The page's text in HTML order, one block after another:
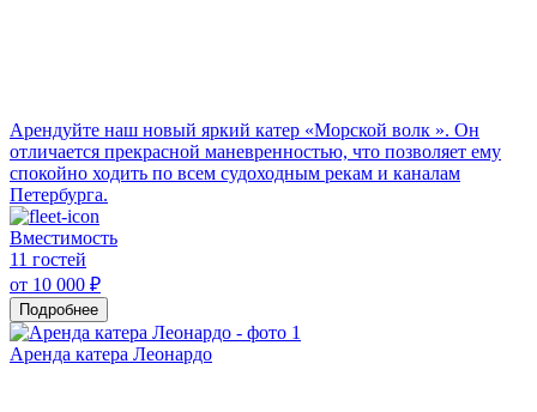
Арендуйте наш новый яркий катер «Морской волк ». Он
отличается прекрасной маневренностью, что позволяет ему
спокойно ходить по всем судоходным рекам и каналам
Петербурга.
Вместимость
11 гостей
от 10 000 ₽
Подробнее
Аренда катера Леонардо